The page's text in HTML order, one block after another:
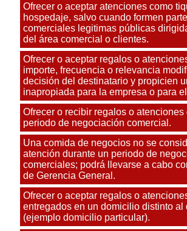
Ofrecer o aceptar atenciones como
hospedaje, salvo cuando formen
comerciales legitimas públicas
del área comercial o clientes.
Ofrecer o aceptar regalos o
importe, frecuencia o relevancia
decisión del destinatario y propicien
inapropiada para la empresa o para
Ofrecer o recibir regalos o atenciones
periodo de negociación comercial.
Una comida de negocios no se
atención durante un periodo de
comerciales; podrá llevarse a cabo
de Gerencia General.
Ofrecer o aceptar regalos o
entregados en un domicilio distinto al
(ejemplo domicilio particular).